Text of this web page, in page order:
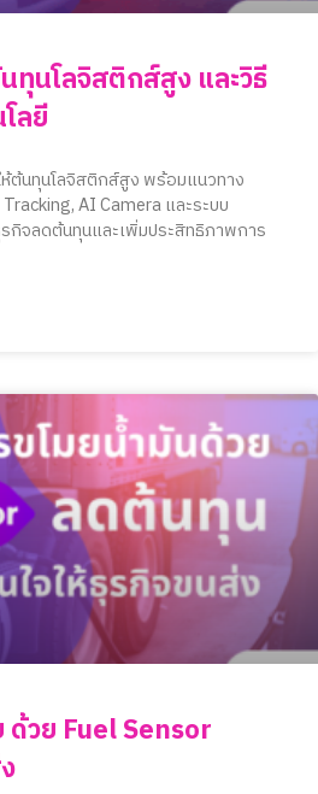
นโลจิสติกส์สูง และวิธี
ลยี
ต้นทุนโลจิสติกส์สูง พร้อมแนวทาง
AI Camera และระบบ
กิจลดต้นทุนและเพิ่มประสิทธิภาพการ
วย Fuel Sensor